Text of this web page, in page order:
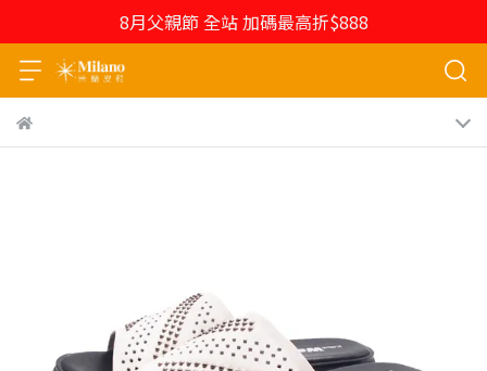
8月父親節 全站 加碼最高折$888